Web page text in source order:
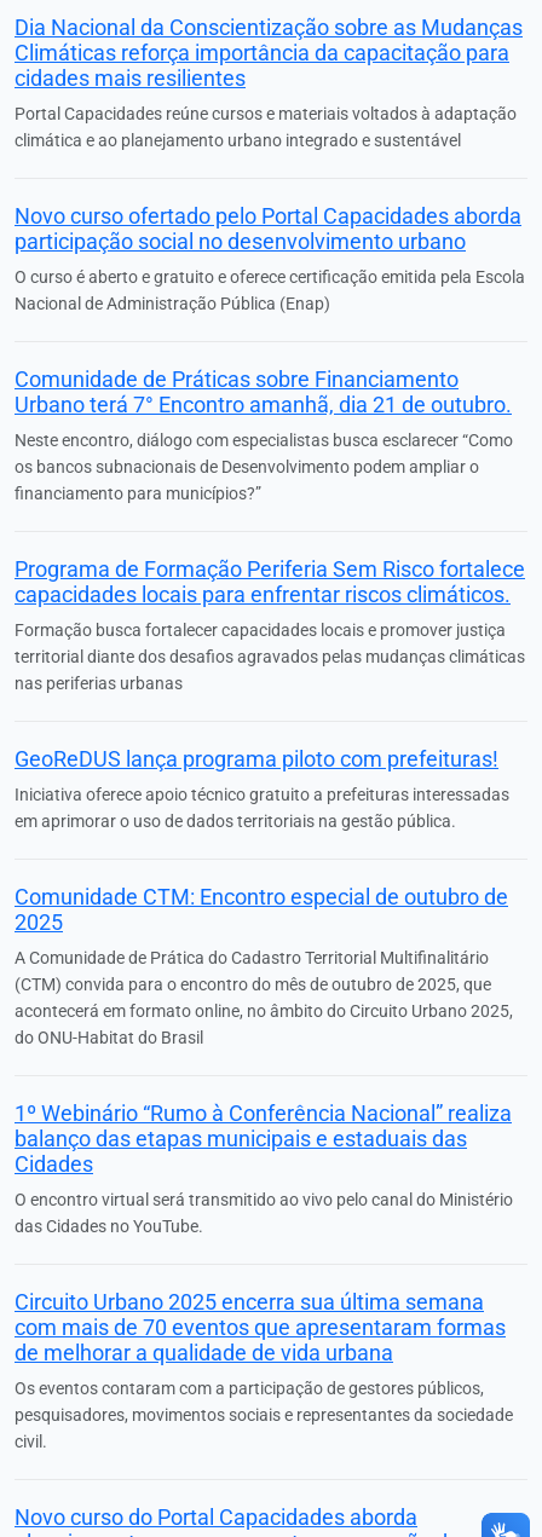
Dia Nacional da Conscientização sobre as Mudanças
Climáticas reforça importância da capacitação para
cidades mais resilientes
Portal Capacidades reúne cursos e materiais voltados à adaptação
climática e ao planejamento urbano integrado e sustentável
Novo curso ofertado pelo Portal Capacidades aborda
participação social no desenvolvimento urbano
O curso é aberto e gratuito e oferece certificação emitida pela Escola
Nacional de Administração Pública (Enap)
Comunidade de Práticas sobre Financiamento
Urbano terá 7° Encontro amanhã, dia 21 de outubro.
Neste encontro, diálogo com especialistas busca esclarecer “Como
os bancos subnacionais de Desenvolvimento podem ampliar o
financiamento para municípios?”
Programa de Formação Periferia Sem Risco fortalece
capacidades locais para enfrentar riscos climáticos.
Formação busca fortalecer capacidades locais e promover justiça
territorial diante dos desafios agravados pelas mudanças climáticas
nas periferias urbanas
GeoReDUS lança programa piloto com prefeituras!
Iniciativa oferece apoio técnico gratuito a prefeituras interessadas
em aprimorar o uso de dados territoriais na gestão pública.
Comunidade CTM: Encontro especial de outubro de
2025
A Comunidade de Prática do Cadastro Territorial Multifinalitário
(CTM) convida para o encontro do mês de outubro de 2025, que
acontecerá em formato online, no âmbito do Circuito Urbano 2025,
do ONU-Habitat do Brasil
1º Webinário “Rumo à Conferência Nacional” realiza
balanço das etapas municipais e estaduais das
Cidades
O encontro virtual será transmitido ao vivo pelo canal do Ministério
das Cidades no YouTube.
Circuito Urbano 2025 encerra sua última semana
com mais de 70 eventos que apresentaram formas
de melhorar a qualidade de vida urbana
Os eventos contaram com a participação de gestores públicos,
pesquisadores, movimentos sociais e representantes da sociedade
civil.
Novo curso do Portal Capacidades aborda